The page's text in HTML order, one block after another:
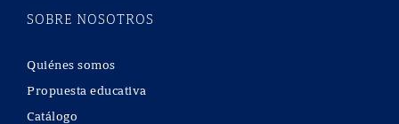
SOBRE NOSOTROS
Quiénes somos
Propuesta educativa
Catálogo